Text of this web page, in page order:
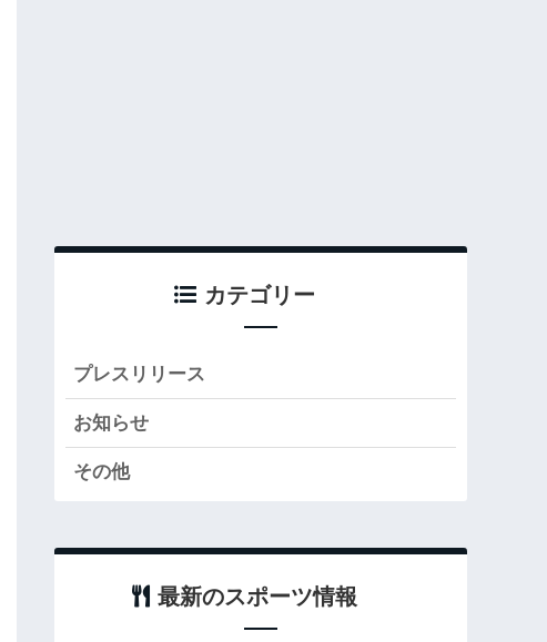
カテゴリー
プレスリリース
お知らせ
その他
最新のスポーツ情報